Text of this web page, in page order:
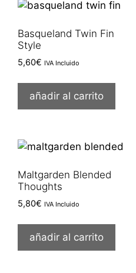
Basqueland Twin Fin
Style
5,60€ IVA Incluido
añadir al carrito
Maltgarden Blended
Thoughts
5,80€ IVA Incluido
añadir al carrito